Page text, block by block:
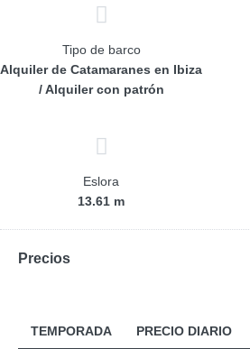
Tipo de barco
Alquiler de Catamaranes en Ibiza
/ Alquiler con patrón
Eslora
13.61 m
Precios
TEMPORADA PRECIO DIARIO